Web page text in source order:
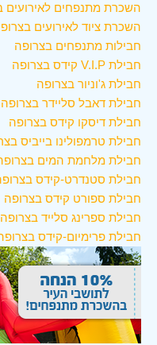
השכרת מתנפחים לאירועים
השכרת ציוד לאירועים
חבילות מתנפחים בצרופה
חבילת V.I.P קידס בצרופה
חבילת ג'וניור בצרופה
חבילת דאבל סליידר בצרופה
חבילת דיסקו קידס בצרופה
חבילת טרמפולינו בייביס
חבילת מלחמת המים
חבילת סטנדרט-קידס
חבילת ספורט קידס בצרופה
חבילת ספרינג סלייד בצרופה
חבילת פרימיום-קידס